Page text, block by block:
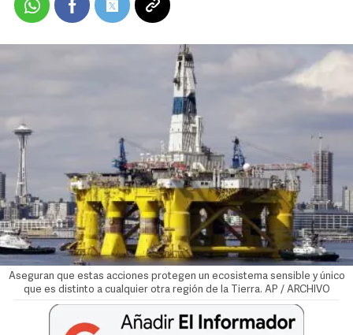
Aseguran que estas acciones protegen un ecosistema sensible y único
que es distinto a cualquier otra región de la Tierra. AP / ARCHIVO